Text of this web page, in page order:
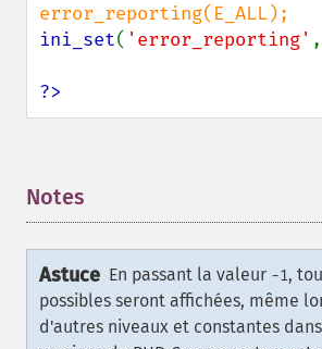
ini_set( 'error_reporting' ,
?>
Notes
Astuce En passant la valeur -1,
possibles seront affichées, même
d'autres niveaux et constantes